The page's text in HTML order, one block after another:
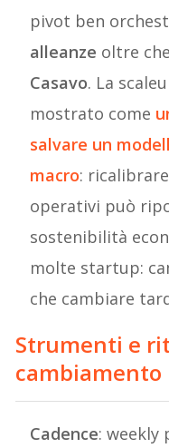
pivot ben
alleanze oltre
Casavo. La
mostrato come
salvare un
macro:
operativi può
sostenibilità
molte startup:
che cambiare
Strumenti e
cambiamento
Cadence: weekly